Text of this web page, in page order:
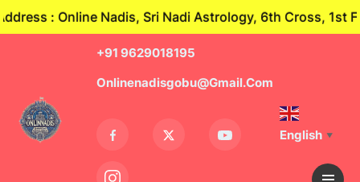
: Online Nadis, Sri Nadi Astrology, 6th Cross, 1st
+91 9629018195
Onlinenadisgobu@gmail.com
English ▼